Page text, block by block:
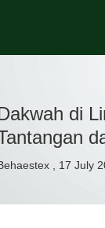
di
, 17 July